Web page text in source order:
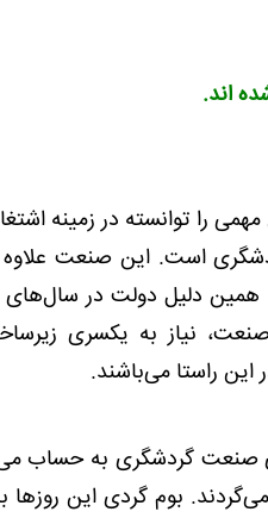
اند.
را توانسته در زمینه
است. این صنعت علاوه
همین دلیل دولت در
نیاز به یکسری
راستا می‌باشند.
گردشگری به حساب
بوم گردی این